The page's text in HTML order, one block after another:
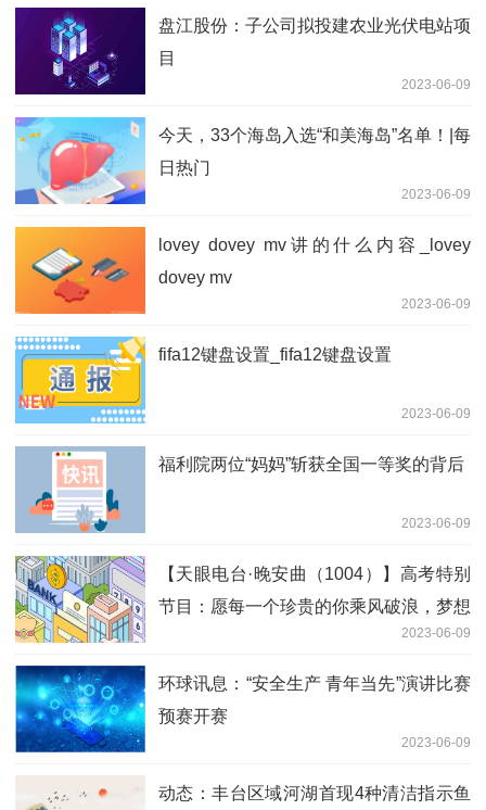
盘江股份：子公司拟投建农业光伏电站项
目
2023-06-09
今天，33个海岛入选“和美海岛”名单！|每
日热门
2023-06-09
lovey dovey mv讲的什么内容_lovey
dovey mv
2023-06-09
fifa12键盘设置_fifa12键盘设置
2023-06-09
福利院两位“妈妈”斩获全国一等奖的背后
2023-06-09
【天眼电台·晚安曲（1004）】高考特别
节目：愿每一个珍贵的你乘风破浪，梦想
2023-06-09
环球讯息：“安全生产 青年当先”演讲比赛
预赛开赛
2023-06-09
动态：丰台区域河湖首现4种清洁指示鱼